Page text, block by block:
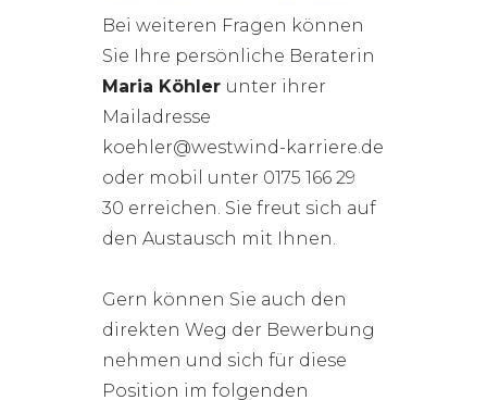
Bei weiteren Fragen können
Sie Ihre persönliche Beraterin
Maria Köhler unter ihrer
Mailadresse
koehler@westwind-karriere.de
oder mobil unter 0175 166 29
30 erreichen. Sie freut sich auf
den Austausch mit Ihnen.
Gern können Sie auch den
direkten Weg der Bewerbung
nehmen und sich für diese
Position im folgenden